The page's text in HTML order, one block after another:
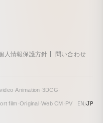
人情報保護方針 問い合わせ
·Animation·3DCG·
film·Original·Web CM · PV EN/JP